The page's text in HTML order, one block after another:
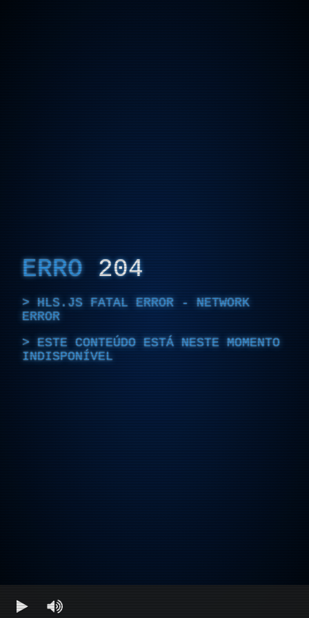
ERRO 204
HLS.JS FATAL ERROR - NETWORK
ERROR
ESTE CONTEÚDO ESTÁ NESTE MOMENTO
INDISPONÍVEL